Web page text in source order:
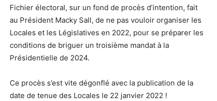
Fichier électoral, sur un fond de procès d’intention, fait
au Président Macky Sall, de ne pas vouloir organiser les
Locales et les Législatives en 2022, pour se préparer les
conditions de briguer un troisième mandat à la
Présidentielle de 2024.
Ce procès s’est vite dégonflé avec la publication de la
date de tenue des Locales le 22 janvier 2022 !